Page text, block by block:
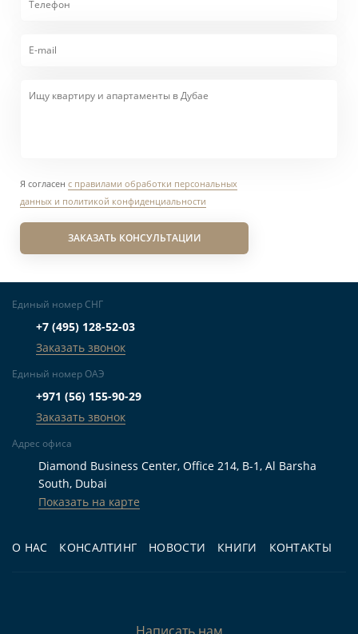
ЗАКАЗАТЬ КОНСУЛЬТАЦИИ
Я согласен с правилами обработки персональных
данных и политикой конфиденциальности
О НАС КОНСАЛТИНГ НОВОСТИ КНИГИ КОНТАКТЫ
Единый номер СНГ
+7 (495) 128-52-03
Заказать звонок
Единый номер ОАЭ
+971 (56) 155-90-29
Заказать звонок
Адрес офиса
Diamond Business Center, Office 214, B-1, Al Barsha
South, Dubai
Показать на карте